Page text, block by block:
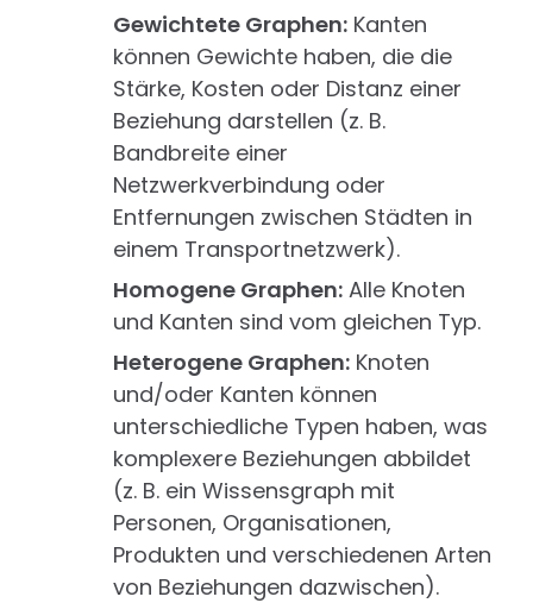
Gewichtete Graphen: Kanten
können Gewichte haben, die die
Stärke, Kosten oder Distanz einer
Beziehung darstellen (z. B.
Bandbreite einer
Netzwerkverbindung oder
Entfernungen zwischen Städten in
einem Transportnetzwerk).
Homogene Graphen: Alle Knoten
und Kanten sind vom gleichen Typ.
Heterogene Graphen: Knoten
und/oder Kanten können
unterschiedliche Typen haben, was
komplexere Beziehungen abbildet
(z. B. ein Wissensgraph mit
Personen, Organisationen,
Produkten und verschiedenen Arten
von Beziehungen dazwischen).